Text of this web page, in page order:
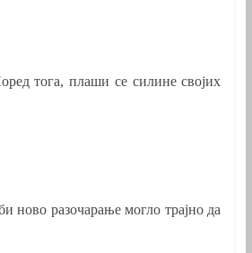
тога, плаши се силине својих
ново разочарање могло трајно да